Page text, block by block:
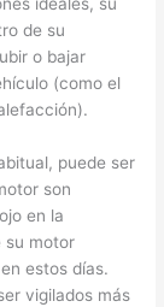
ideales, su
de su
o bajar
(como el
puede ser
son
en la
su motor
estos días.
vigilados más